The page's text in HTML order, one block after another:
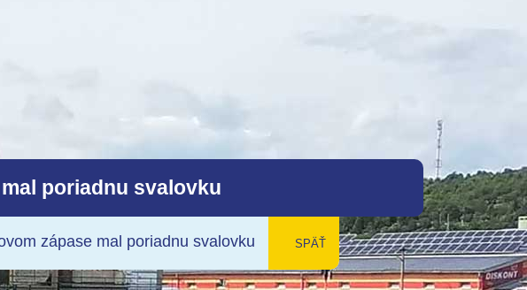
poriadnu svalovku
zápase mal poriadnu svalovku späť